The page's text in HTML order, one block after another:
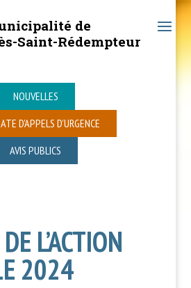
de
Saint-Rédempteur
NOUVELLES
D’APPELS D’URGENCE
AVIS PUBLICS
L’ACTION
2024